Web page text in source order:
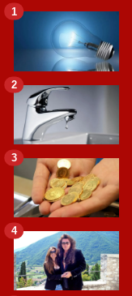
1
2
3
4